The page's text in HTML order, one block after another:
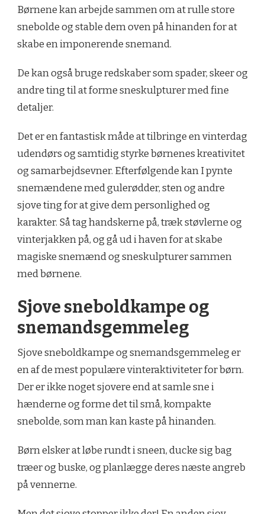
Børnene kan arbejde sammen om at rulle store
snebolde og stable dem oven på hinanden for at
skabe en imponerende snemand.
De kan også bruge redskaber som spader, skeer og
andre ting til at forme sneskulpturer med fine
detaljer.
Det er en fantastisk måde at tilbringe en vinterdag
udendørs og samtidig styrke børnenes kreativitet
og samarbejdsevner. Efterfølgende kan I pynte
snemændene med gulerødder, sten og andre
sjove ting for at give dem personlighed og
karakter. Så tag handskerne på, træk støvlerne og
vinterjakken på, og gå ud i haven for at skabe
magiske snemænd og sneskulpturer sammen
med børnene.
Sjove sneboldkampe og
snemandsgemmeleg
Sjove sneboldkampe og snemandsgemmeleg er
en af de mest populære vinteraktiviteter for børn.
Der er ikke noget sjovere end at samle sne i
hænderne og forme det til små, kompakte
snebolde, som man kan kaste på hinanden.
Børn elsker at løbe rundt i sneen, ducke sig bag
træer og buske, og planlægge deres næste angreb
på vennerne.